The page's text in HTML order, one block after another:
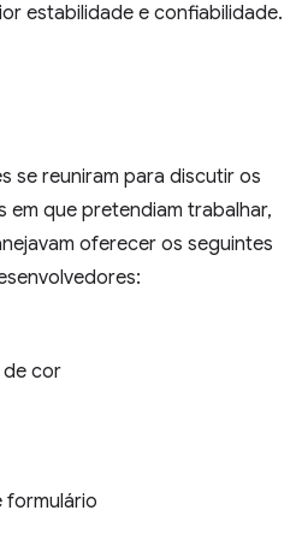
estabilidade e confiabilidade.
se reuniram para discutir os
em que pretendiam trabalhar,
oferecer os seguintes
de cor
formulário